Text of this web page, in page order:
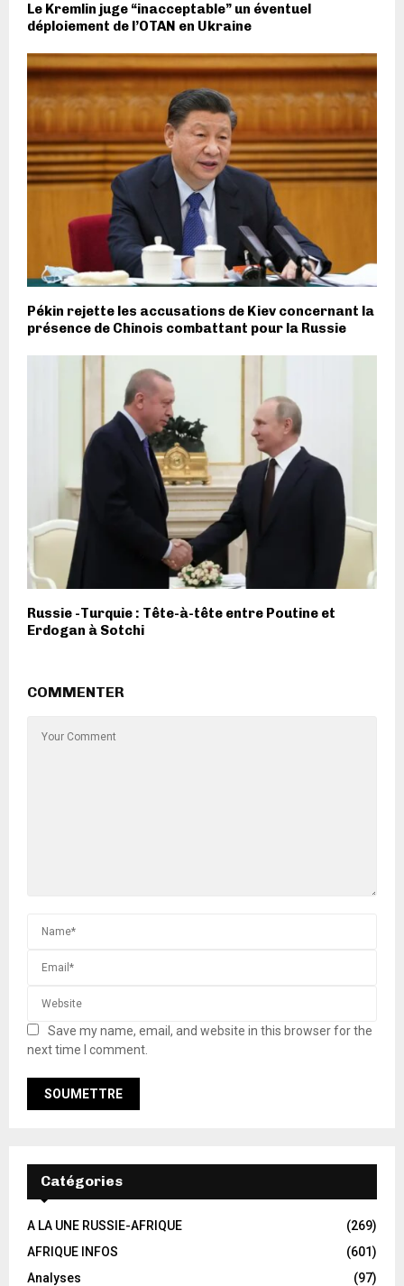
Le Kremlin juge “inacceptable” un éventuel
déploiement de l’OTAN en Ukraine
Pékin rejette les accusations de Kiev concernant la
présence de Chinois combattant pour la Russie
Russie -Turquie : Tête-à-tête entre Poutine et
Erdogan à Sotchi
COMMENTER
Save my name, email, and website in this browser for the
next time I comment.
Catégories
A LA UNE RUSSIE-AFRIQUE
(269)
AFRIQUE INFOS
(601)
Analyses
(97)